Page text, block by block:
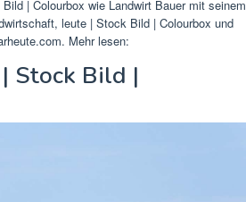
| Colourbox wie Landwirt Bauer mit seinem
leute | Stock Bild | Colourbox und
Mehr lesen:
Stock Bild |